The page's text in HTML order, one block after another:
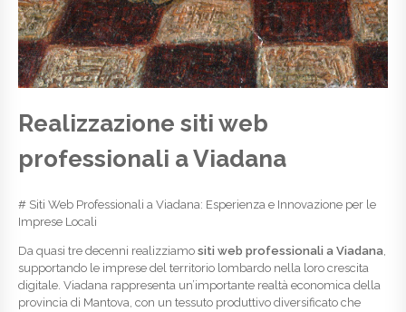
Realizzazione siti web
professionali a Viadana
# Siti Web Professionali a Viadana: Esperienza e Innovazione per le
Imprese Locali
Da quasi tre decenni realizziamo siti web professionali a Viadana,
supportando le imprese del territorio lombardo nella loro crescita
digitale. Viadana rappresenta un’importante realtà economica della
provincia di Mantova, con un tessuto produttivo diversificato che